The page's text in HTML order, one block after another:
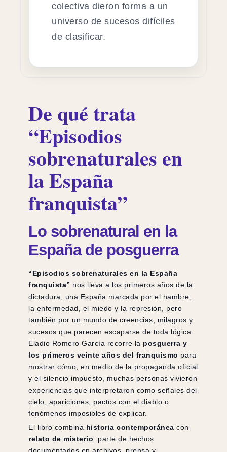
colectiva dieron forma a un
universo de sucesos difíciles
de clasificar.
De qué trata
“Episodios
sobrenaturales en
la España
franquista”
Lo sobrenatural en la
España de posguerra
“Episodios sobrenaturales en la España
franquista” nos lleva a los primeros años de la
dictadura, una España marcada por el hambre,
la enfermedad, el miedo y la represión, pero
también por un mundo de creencias, milagros y
sucesos que parecen escaparse de toda lógica.
Eladio Romero García recorre la posguerra y
los primeros veinte años del franquismo para
mostrar cómo, en medio de la propaganda oficial
y el silencio impuesto, muchas personas vivieron
experiencias que interpretaron como señales del
cielo, apariciones, pactos con el diablo o
fenómenos imposibles de explicar.
El libro combina historia contemporánea con
relato de misterio: parte de hechos
documentados en archivos, prensa y